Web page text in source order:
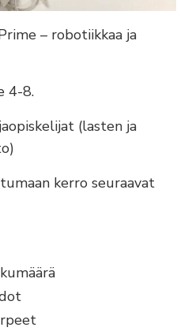
– robotiikkaa ja
4-8.
(lasten ja
kerro seuraavat